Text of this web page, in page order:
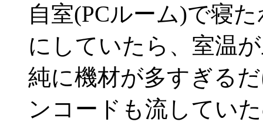
自室(PCルーム)で寝
にしていたら、室温
純に機材が多すぎる
ンコードも流してい